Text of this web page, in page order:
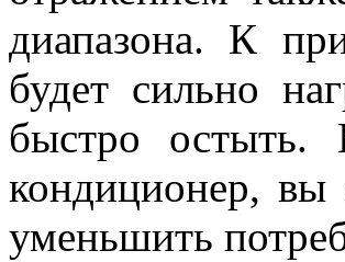
диапазона. К
будет сильно
быстро остыть.
кондиционер, вы
уменьшить